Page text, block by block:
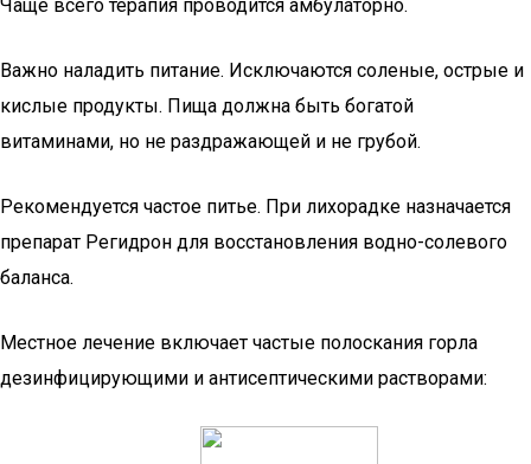
Чаще всего терапия проводится амбулаторно.
Важно наладить питание. Исключаются соленые, острые и
кислые продукты. Пища должна быть богатой
витаминами, но не раздражающей и не грубой.
Рекомендуется частое питье. При лихорадке назначается
препарат Регидрон для восстановления водно-солевого
баланса.
Местное лечение включает частые полоскания горла
дезинфицирующими и антисептическими растворами: